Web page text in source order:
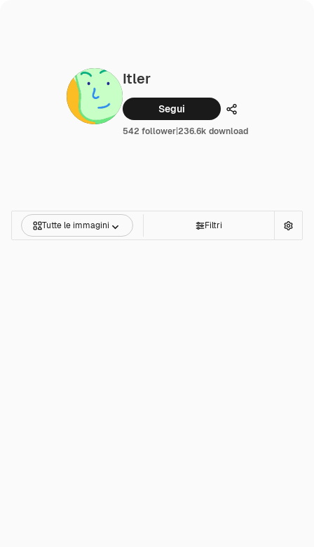
Itler
Segui Condividi
542 follower|236.6k download
Tutte le immagini Filtri